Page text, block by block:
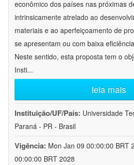
econômico dos países nas próximas
intrinsicamente atrelado ao
materiais e ao aperfeiçoamento de
se apresentam ou com baixa
Neste sentido, esta proposta tem o
Insti...
leia mais
Instituição/UF/País: Universidade
Paraná - PR - Brasil
Vigência: Mon Jan 09 00:00:00 BRT
00:00:00 BRT 2028